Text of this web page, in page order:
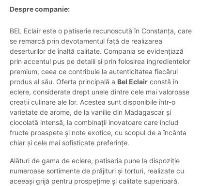
Despre companie:
BEL Eclair este o patiserie recunoscută în Constanța, care
se remarcă prin devotamentul față de realizarea
deserturilor de înaltă calitate. Compania se evidențiază
prin accentul pus pe detalii și prin folosirea ingredientelor
premium, ceea ce contribuie la autenticitatea fiecărui
produs al său. Oferta principală a Bel Eclair constă în
eclere, considerate drept unele dintre cele mai valoroase
creații culinare ale lor. Acestea sunt disponibile într-o
varietate de arome, de la vanilie din Madagascar și
ciocolată intensă, la combinații inovatoare care includ
fructe proaspete și note exotice, cu scopul de a încânta
chiar și cele mai sofisticate preferințe.
Alături de gama de eclere, patiseria pune la dispoziție
numeroase sortimente de prăjituri și torturi, realizate cu
aceeași grijă pentru prospețime și calitate superioară.